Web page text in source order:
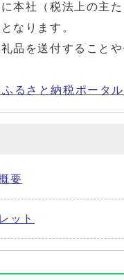
本社（税法上の主
なります。
品を送付することや
るさと納税ポータル
要
ット